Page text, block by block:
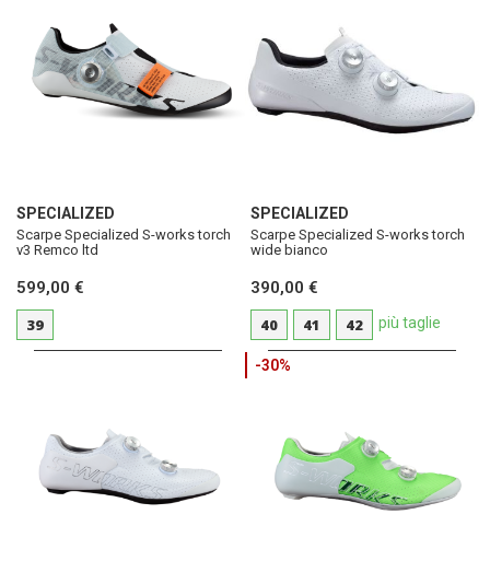
SPECIALIZED
Scarpe Specialized S-works torch
v3 Remco ltd
599,00 €
39
SPECIALIZED
Scarpe Specialized S-works torch
wide bianco
390,00 €
40
41 42 più taglie
-30%